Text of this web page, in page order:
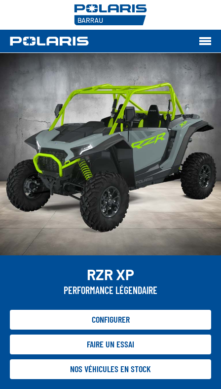
RZR XP
PERFORMANCE LÉGENDAIRE
CONFIGURER
FAIRE UN ESSAI
NOS VÉHICULES EN STOCK